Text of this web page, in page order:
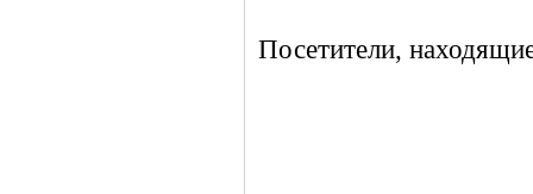
Посетители,